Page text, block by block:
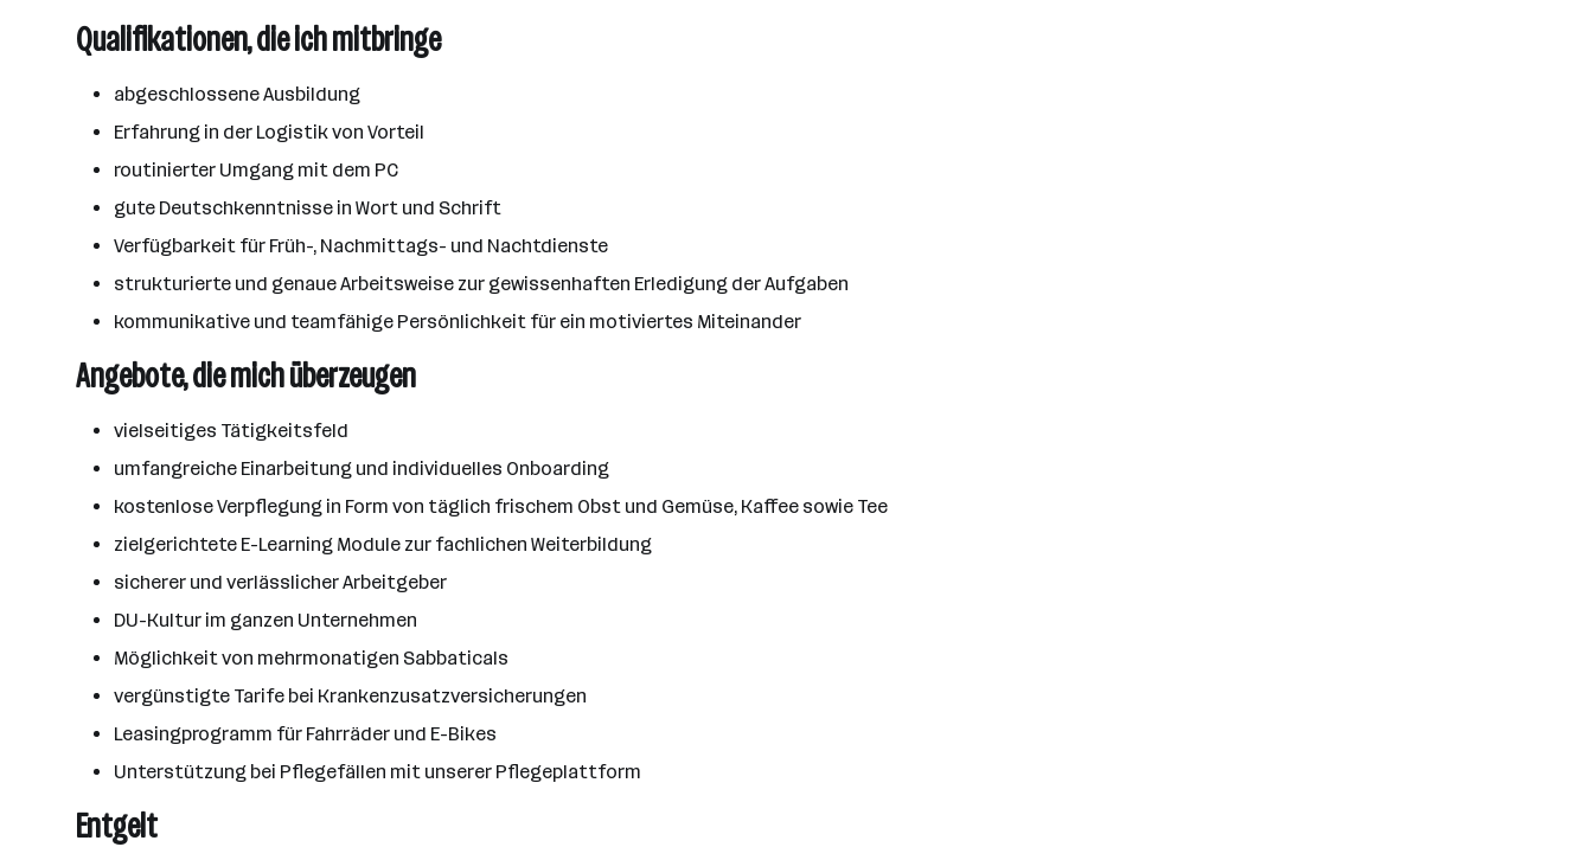
Qualifikationen, die ich mitbringe
abgeschlossene Ausbildung
Erfahrung in der Logistik von Vorteil
routinierter Umgang mit dem PC
gute Deutschkenntnisse in Wort und Schrift
Verfügbarkeit für Früh-, Nachmittags- und Nachtdienste
strukturierte und genaue Arbeitsweise zur gewissenhaften Erledigung der Aufgaben
kommunikative und teamfähige Persönlichkeit für ein motiviertes Miteinander
Angebote, die mich überzeugen
vielseitiges Tätigkeitsfeld
umfangreiche Einarbeitung und individuelles Onboarding
kostenlose Verpflegung in Form von täglich frischem Obst und Gemüse, Kaffee sowie Tee
zielgerichtete E-Learning Module zur fachlichen Weiterbildung
sicherer und verlässlicher Arbeitgeber
DU-Kultur im ganzen Unternehmen
Möglichkeit von mehrmonatigen Sabbaticals
vergünstigte Tarife bei Krankenzusatzversicherungen
Leasingprogramm für Fahrräder und E-Bikes
Unterstützung bei Pflegefällen mit unserer Pflegeplattform
Entgelt